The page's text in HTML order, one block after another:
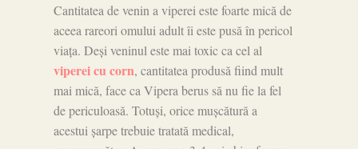
Cantitatea de venin a viperei este foarte mică de
aceea rareori omului adult îi este pusă în pericol
viața. Deși veninul este mai toxic ca cel al
viperei cu corn, cantitatea produsă fiind mult
mai mică, face ca Vipera berus să nu fie la fel
de periculoasă. Totuși, orice mușcătură a
acestui șarpe trebuie tratată medical,